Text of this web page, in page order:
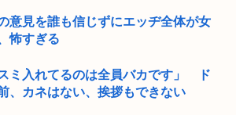
意見を誰も信じずにエッヂ全体が女
怖すぎる
ミ入れてるのは全員バカです」 ド
、カネはない、挨拶もできない